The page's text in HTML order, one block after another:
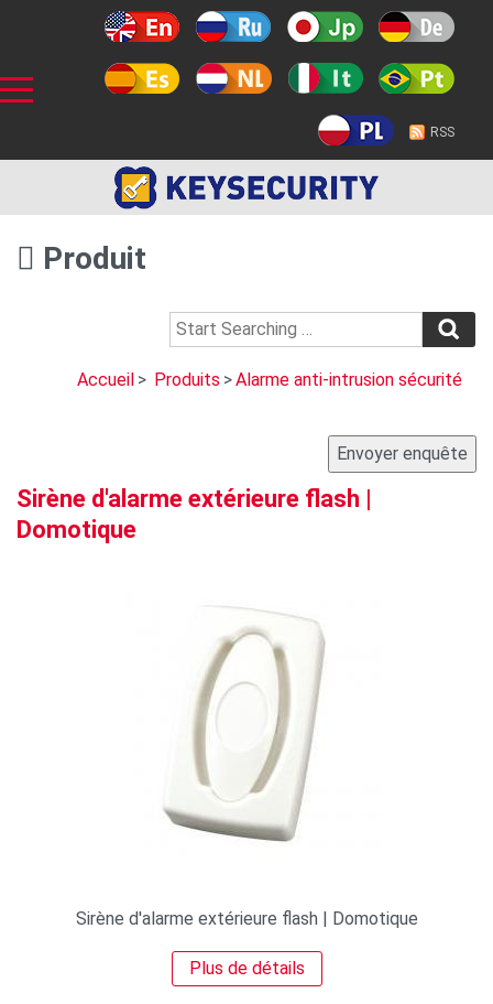
RSS
Produit
Accueil > Produits >Alarme anti-intrusion sécurité
Sirène d'alarme extérieure flash |
Domotique
Sirène d'alarme extérieure flash | Domotique
Plus de détails